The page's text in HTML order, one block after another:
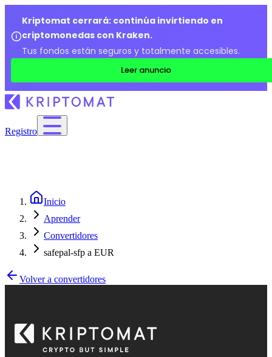
Kriptomat cerrará: continúa invirtiendo en
criptomonedas con Kraken.
Tus fondos están seguros y totalmente accesibles.
Leer anuncio
Registro
Inicio
Aprender
Convertidores
safepal-sfp a EUR
Volver a convertidores